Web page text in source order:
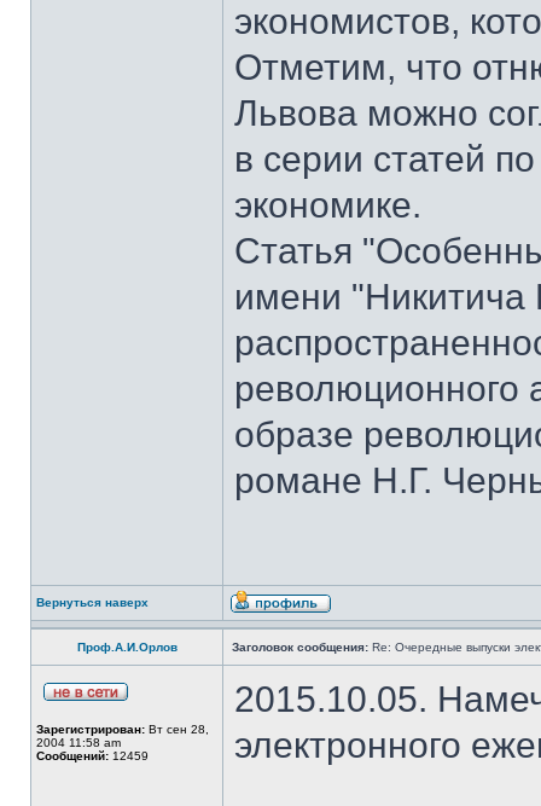
экономистов,
Отметим, что
Львова можно
в серии статей
экономике.
Статья
имени "Никитича
революционного
образе
романе Н.Г.
Вернуться наверх
Проф.А.И.Орлов Заголовок сообщения: Re: Очередные выпуски
Зарегистрирован: Вт сен 28,
2004 11:58 am
Сообщений: 12459
2015.10.05.
электронного